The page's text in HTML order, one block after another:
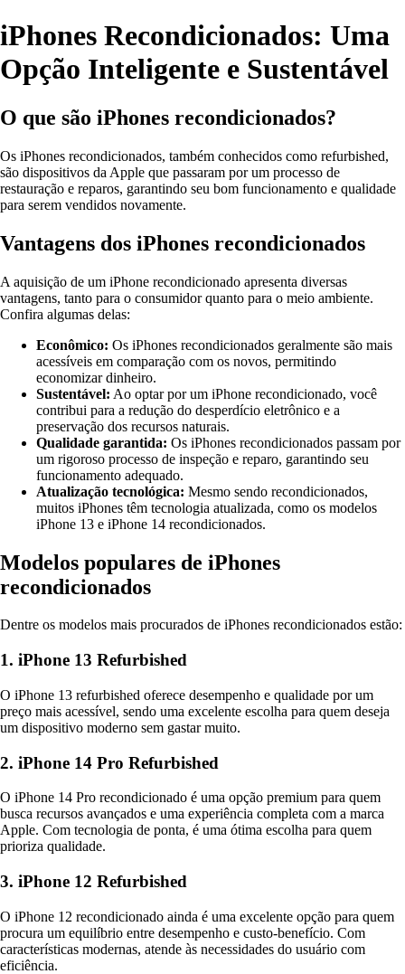
iPhones Recondicionados: Uma
Opção Inteligente e Sustentável
O que são iPhones recondicionados?
Os iPhones recondicionados, também conhecidos como refurbished,
são dispositivos da Apple que passaram por um processo de
restauração e reparos, garantindo seu bom funcionamento e qualidade
para serem vendidos novamente.
Vantagens dos iPhones recondicionados
A aquisição de um iPhone recondicionado apresenta diversas
vantagens, tanto para o consumidor quanto para o meio ambiente.
Confira algumas delas:
Econômico: Os iPhones recondicionados geralmente são mais
acessíveis em comparação com os novos, permitindo
economizar dinheiro.
Sustentável: Ao optar por um iPhone recondicionado, você
contribui para a redução do desperdício eletrônico e a
preservação dos recursos naturais.
Qualidade garantida: Os iPhones recondicionados passam por
um rigoroso processo de inspeção e reparo, garantindo seu
funcionamento adequado.
Atualização tecnológica: Mesmo sendo recondicionados,
muitos iPhones têm tecnologia atualizada, como os modelos
iPhone 13 e iPhone 14 recondicionados.
Modelos populares de iPhones
recondicionados
Dentre os modelos mais procurados de iPhones recondicionados estão:
1. iPhone 13 Refurbished
O iPhone 13 refurbished oferece desempenho e qualidade por um
preço mais acessível, sendo uma excelente escolha para quem deseja
um dispositivo moderno sem gastar muito.
2. iPhone 14 Pro Refurbished
O iPhone 14 Pro recondicionado é uma opção premium para quem
busca recursos avançados e uma experiência completa com a marca
Apple. Com tecnologia de ponta, é uma ótima escolha para quem
prioriza qualidade.
3. iPhone 12 Refurbished
O iPhone 12 recondicionado ainda é uma excelente opção para quem
procura um equilíbrio entre desempenho e custo-benefício. Com
características modernas, atende às necessidades do usuário com
eficiência.